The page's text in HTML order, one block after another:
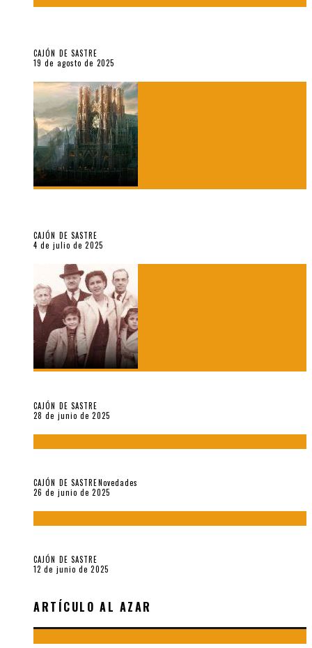
CAJÓN DE SASTRE
19 de agosto de 2025
CAJÓN DE SASTRE
4 de julio de 2025
CAJÓN DE SASTRE
28 de junio de 2025
CAJÓN DE SASTRENovedades
26 de junio de 2025
CAJÓN DE SASTRE
12 de junio de 2025
ARTÍCULO AL AZAR